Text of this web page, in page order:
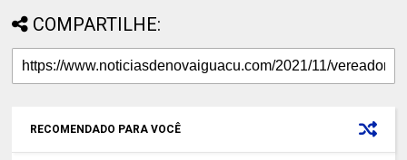
COMPARTILHE:
RECOMENDADO PARA VOCÊ